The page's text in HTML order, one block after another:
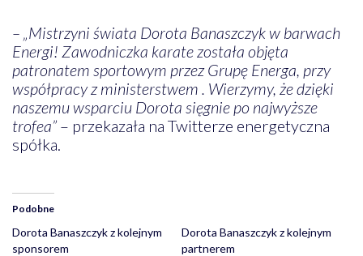
– „Mistrzyni świata Dorota Banaszczyk w barwach
Energi! Zawodniczka karate została objęta
patronatem sportowym przez Grupę Energa, przy
współpracy z ministerstwem . Wierzymy, że dzięki
naszemu wsparciu Dorota sięgnie po najwyższe
trofea”– przekazała na Twitterze energetyczna
spółka.
Podobne
Dorota Banaszczyk z kolejnym
sponsorem
Dorota Banaszczyk z kolejnym
partnerem